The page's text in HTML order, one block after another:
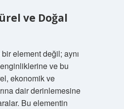
ve Doğal
element değil; aynı
ve bu
ekonomik ve
dair derinlemesine
Bu elementin